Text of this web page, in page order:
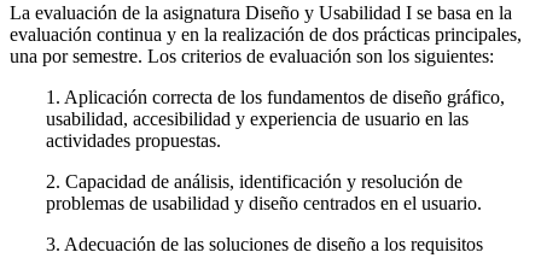
La evaluación de la asignatura Diseño y Usabilidad I se basa en la
evaluación continua y en la realización de dos prácticas principales,
una por semestre. Los criterios de evaluación son los siguientes:
1. Aplicación correcta de los fundamentos de diseño gráfico,
usabilidad, accesibilidad y experiencia de usuario en las
actividades propuestas.
2. Capacidad de análisis, identificación y resolución de
problemas de usabilidad y diseño centrados en el usuario.
3. Adecuación de las soluciones de diseño a los requisitos